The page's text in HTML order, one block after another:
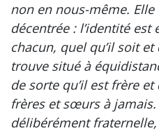
non en nous-même.
décentrée : l’identité est
chacun, quel qu’il soit
trouve situé à
de sorte qu’il est frère
frères et sœurs à jamais.
délibérément